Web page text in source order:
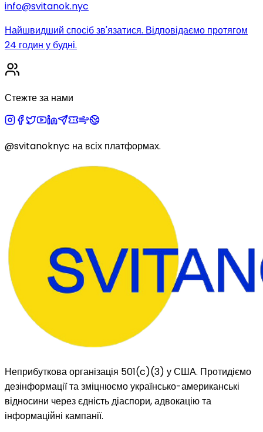
info@svitanok.nyc
Найшвидший спосіб зв'язатися. Відповідаємо протягом
24 годин у будні.
Стежте за нами
@svitanoknyc на всіх платформах.
Неприбуткова організація 501(c)(3) у США. Протидіємо
дезінформації та зміцнюємо українсько-американські
відносини через єдність діаспори, адвокацію та
інформаційні кампанії.